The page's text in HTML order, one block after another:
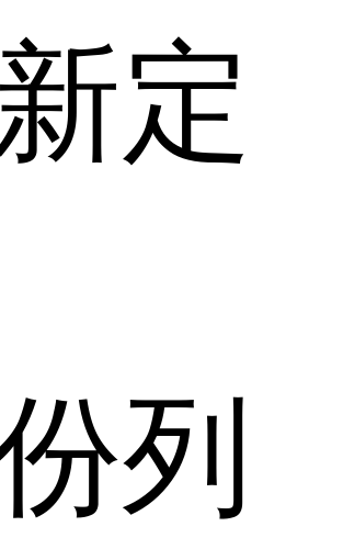
定
列